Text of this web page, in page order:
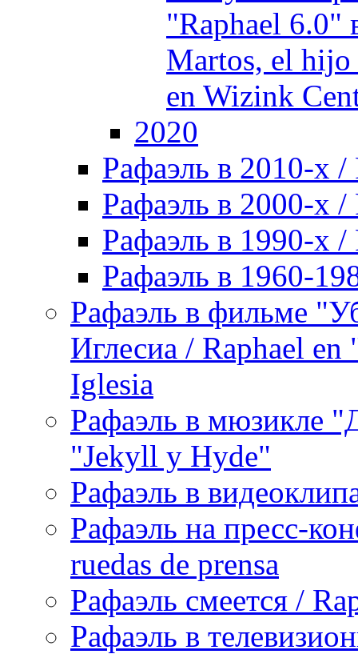
"Raphael 6.0"
Martos, el hijo
en Wizink
2020
Рафаэль в 2010-х /
Рафаэль в 2000-х /
Рафаэль в 1990-х /
Рафаэль в 1960-
Рафаэль в фильме
Иглесиа / Raphael
Iglesia
Рафаэль в мюзикле
"Jekyll y Hyde"
Рафаэль в
Рафаэль на пресс-
ruedas de prensa
Рафаэль смеется /
Рафаэль в